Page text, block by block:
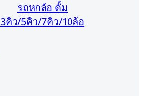
รถหกล้อ ดั้ม
3คิว/5คิว/7คิว/10ล้อ